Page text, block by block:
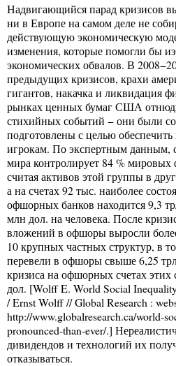
Надвигающийся парад кризисов
ни в Европе на самом деле не
действующую экономическую
изменения, которые помогли бы
экономических обвалов. В
предыдущих кризисов, крахи
гигантов, накачка и ликвидация
рынках ценных бумаг США
стихийных событий − они были
подготовлены с целью
игрокам. По экспертным данным,
мира контролирует 84 %
считая активов этой группы в
а на счетах 92 тыс. наиболее
офшорных банков находится 9,3
млн дол. на человека. После
вложений в офшоры выросли
10 крупных частных структур, в
перевели в офшоры свыше 6,25
кризиса на офшорных счетах этих
дол. [Wolff E. World Social
/ Ernst Wolff // Global Research :
http://www.globalresearch.ca/world-
pronounced-than-ever/.]
дивидендов и технологий их
отказываться.